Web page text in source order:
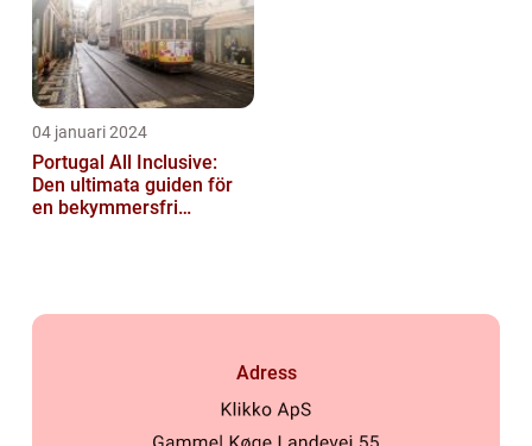
04 januari 2024
Portugal All Inclusive:
Den ultimata guiden för
en bekymmersfri
Adress